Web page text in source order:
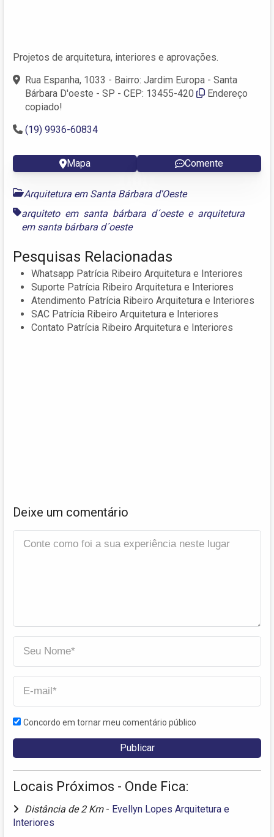
Projetos de arquitetura, interiores e aprovações.
Rua Espanha, 1033 - Bairro: Jardim Europa - Santa
Bárbara D'oeste - SP - CEP: 13455-420
Endereço
copiado!
(19) 9936-60834
Mapa Comente
Arquitetura em Santa Bárbara d'Oeste
arquiteto em santa bárbara d´oestee arquitetura
em santa bárbara d´oeste
Pesquisas Relacionadas
Whatsapp Patrícia Ribeiro Arquitetura e Interiores
Suporte Patrícia Ribeiro Arquitetura e Interiores
Atendimento Patrícia Ribeiro Arquitetura e Interiores
SAC Patrícia Ribeiro Arquitetura e Interiores
Contato Patrícia Ribeiro Arquitetura e Interiores
Deixe um comentário
Concordo em tornar meu comentário público
Locais Próximos - Onde Fica:
Distância de 2 Km - Evellyn Lopes Arquitetura e
Interiores